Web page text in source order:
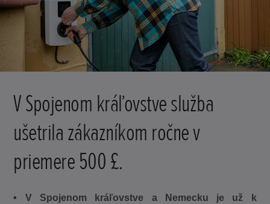
V Spojenom kráľovstve služba
ušetrila zákazníkom ročne v
priemere 500 £.
• V Spojenom kráľovstve a Nemecku je už k